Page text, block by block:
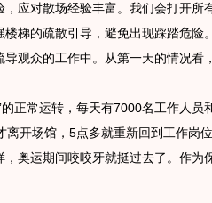
，应对散场经验丰富。我们会打开所
楼梯的疏散引导，避免出现踩踏危险
导观众的工作中。从第一天的情况看
常运转，每天有7000名工作人员
离开场馆，5点多就重新回到工作岗
，奥运期间咬咬牙就挺过去了。作为